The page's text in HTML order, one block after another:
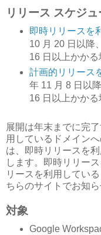
リリース スケジュ
即時リリースを
10 月 20 日以降
16 日以上かかる
計画的リリース
年 11 月 8 日以
16 日以上かかる
展開は年末までに完
用しているドメイン
は、即時リリースを
します。即時リリー
リースを利用してい
ちらのサイトでお知ら
対象
Google